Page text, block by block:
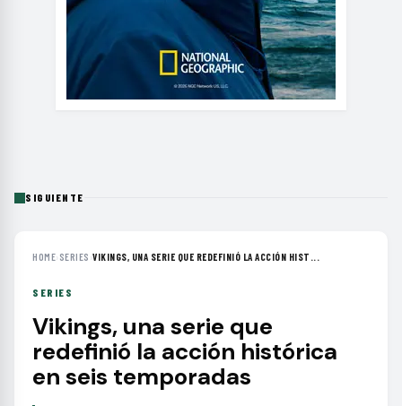
SIGUIENTE
HOME› SERIES ›VIKINGS, UNA SERIE QUE REDEFINIÓ LA ACCIÓN HIST...
SERIES
Vikings, una serie que
redefinió la acción histórica
en seis temporadas